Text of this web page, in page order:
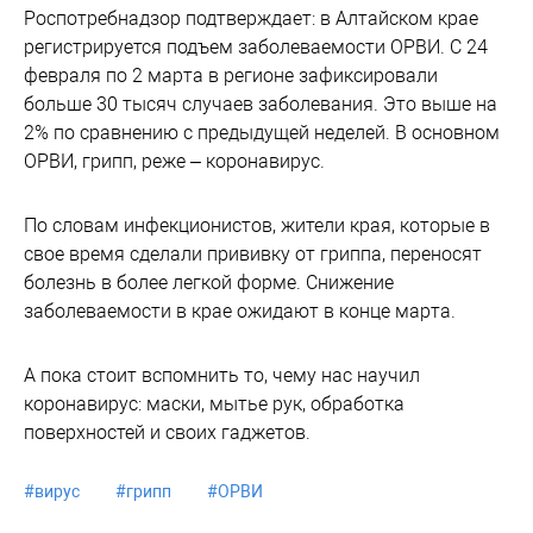
Роспотребнадзор подтверждает: в Алтайском крае
регистрируется подъем заболеваемости ОРВИ. С 24
февраля по 2 марта в регионе зафиксировали
больше 30 тысяч случаев заболевания. Это выше на
2% по сравнению с предыдущей неделей. В основном
ОРВИ, грипп, реже – коронавирус.
По словам инфекционистов, жители края, которые в
свое время сделали прививку от гриппа, переносят
болезнь в более легкой форме. Снижение
заболеваемости в крае ожидают в конце марта.
А пока стоит вспомнить то, чему нас научил
коронавирус: маски, мытье рук, обработка
поверхностей и своих гаджетов.
#вирус #грипп #ОРВИ